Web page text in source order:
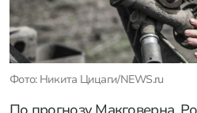
Фото: Никита Цицаги/NEWS.ru